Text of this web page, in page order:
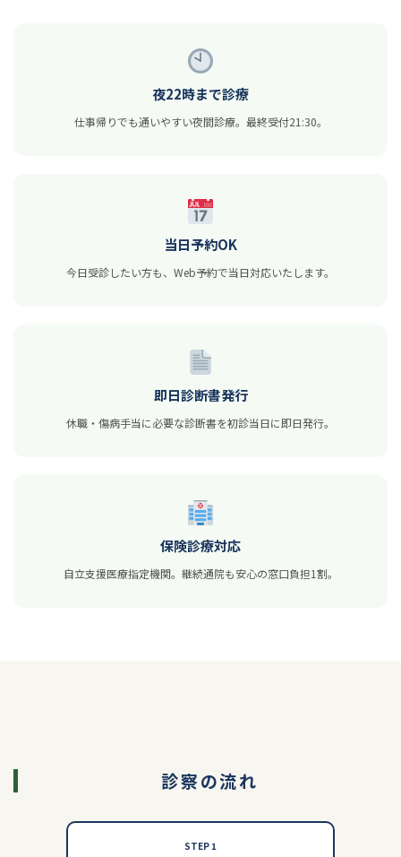
夜22時まで診療
仕事帰りでも通いやすい夜間診療。最終受付21:30。
当日予約OK
今日受診したい方も、Web予約で当日対応いたします。
即日診断書発行
休職・傷病手当に必要な診断書を初診当日に即日発行。
保険診療対応
自立支援医療指定機関。継続通院も安心の窓口負担1割。
診察の流れ
STEP 1